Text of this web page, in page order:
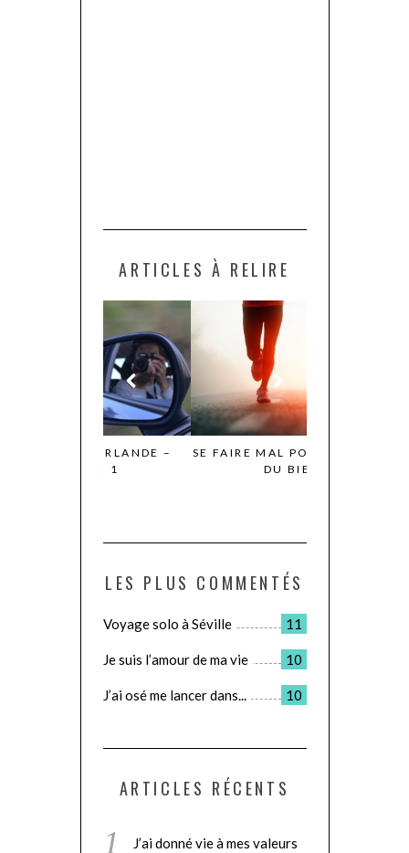
ARTICLES À RELIRE
SE FAIRE MAL POUR SE FAIRE
LES PLUS COMMENTÉS
11
Voyage solo à Séville
10
Je suis l’amour de ma vie
10
J’ai osé me lancer dans...
ARTICLES RÉCENTS
J’ai donné vie à mes valeurs